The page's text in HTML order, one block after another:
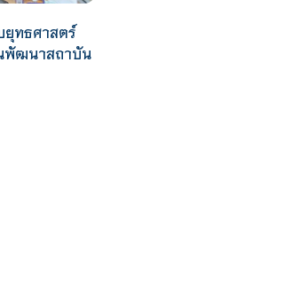
ยุทธศาสตร์
พัฒนาสถาบัน